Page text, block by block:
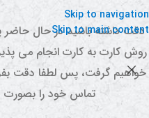
Skip to navigation
Skip to main content
دقت داشته باشید در حال حاضر
روش کارت به کارت انجام می
خواهیم گرفت، پس لطفا دقت
تماس خود را بصورت